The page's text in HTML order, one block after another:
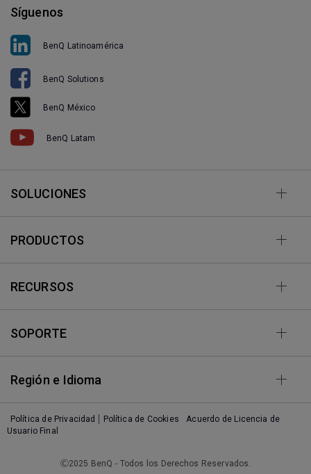
Síguenos
BenQ Latinoamérica
BenQ Solutions
BenQ México
BenQ Latam
SOLUCIONES
PRODUCTOS
RECURSOS
SOPORTE
Región e Idioma
Política de Privacidad Política de Cookies
Acuerdo de Licencia de
Usuario Final
Ⓒ2025 BenQ - Todos los Derechos Reservados.